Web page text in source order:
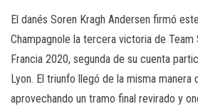
El danés Soren Kragh Andersen firmó
Champagnole la tercera victoria de Team
Francia 2020, segunda de su cuenta
Lyon. El triunfo llegó de la misma manera
aprovechando un tramo final revirado y